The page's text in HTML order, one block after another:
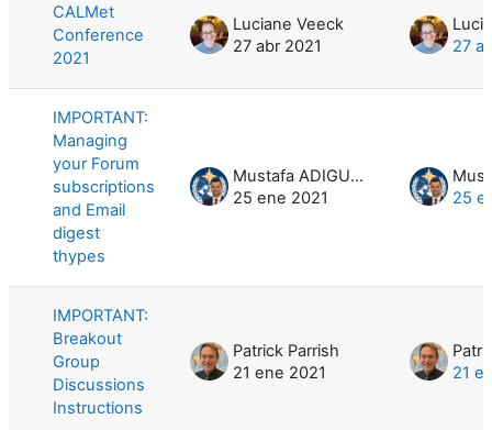
CALMet
Conference
2021
Luciane Veeck
27 abr 2021
27
IMPORTANT:
Managing
your Forum
subscriptions
and Email
digest
thypes
Mustafa ADIGUZEL
25 ene 2021
25
IMPORTANT:
Breakout
Group
Discussions
Instructions
Patrick Parrish
21 ene 2021
21